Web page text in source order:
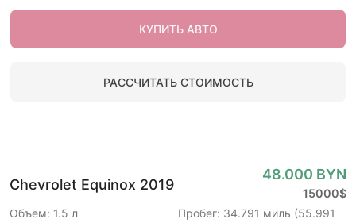
КУПИТЬ АВТО
РАССЧИТАТЬ СТОИМОСТЬ
Chevrolet Equinox 2019
48.000 BYN
15000$
Объем: 1.5 л
Пробег: 34.791 миль (55.991